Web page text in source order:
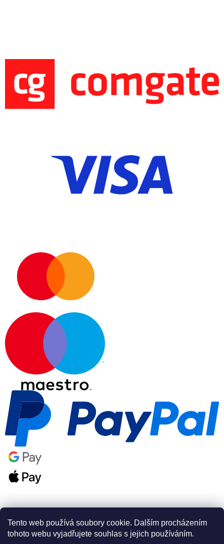
Tento web používá soubory cookie. Dalším procházením
tohoto webu vyjadřujete souhlas s jejich používáním.
Vytvořil Shoptet Premium